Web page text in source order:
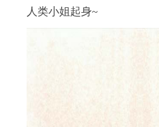
人类小姐起身~